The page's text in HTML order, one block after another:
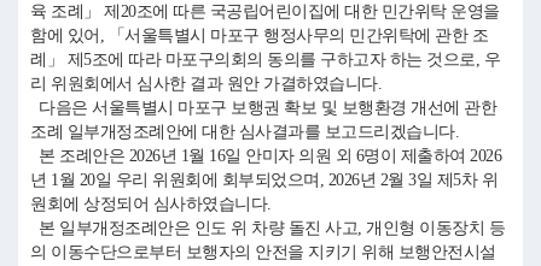
육 조례」 제20조에 따른 국공립어린이집에 대한 민간위탁 운영을
함에 있어, 「서울특별시 마포구 행정사무의 민간위탁에 관한 조
례」 제5조에 따라 마포구의회의 동의를 구하고자 하는 것으로, 우
리 위원회에서 심사한 결과 원안 가결하였습니다.
다음은 서울특별시 마포구 보행권 확보 및 보행환경 개선에 관한
조례 일부개정조례안에 대한 심사결과를 보고드리겠습니다.
본 조례안은 2026년 1월 16일 안미자 의원 외 6명이 제출하여 2026
년 1월 20일 우리 위원회에 회부되었으며, 2026년 2월 3일 제5차 위
원회에 상정되어 심사하였습니다.
본 일부개정조례안은 인도 위 차량 돌진 사고, 개인형 이동장치 등
의 이동수단으로부터 보행자의 안전을 지키기 위해 보행안전시설